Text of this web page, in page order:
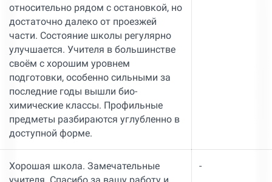
относительно рядом с остановкой, но
достаточно далеко от проезжей
части. Состояние школы регулярно
улучшается. Учителя в большинстве
своём с хорошим уровнем
подготовки, особенно сильными за
последние годы вышли био-
химические классы. Профильные
предметы разбираются углубленно в
доступной форме.
Хорошая школа. Замечательные
учителя. Спасибо за вашу работу и
-